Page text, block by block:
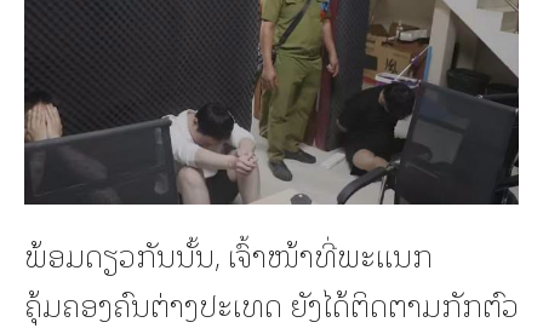
ພ້ອມດຽວກັນນັ້ນ, ເຈົ້າໜ້າທີ່ພະແນກ
ຄຸ້ມຄອງຄົນຕ່າງປະເທດ ຍັງໄດ້ຕິດຕາມກັກຕົວ